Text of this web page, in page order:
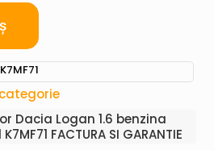
Dacia Logan 1.6 benzina
FACTURA SI GARANTIE